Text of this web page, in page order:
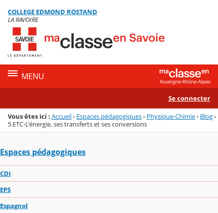
Menu de la rubrique
Contenu
COLLEGE EDMOND ROSTAND
LA RAVOIRE
MENU
Se connecter
Vous êtes ici : Accueil› Espaces pédagogiques› Physique-Chimie› Blog›
5.ETC-L'énergie, ses transferts et ses conversions
Espaces pédagogiques
CDI
EPS
Espagnol